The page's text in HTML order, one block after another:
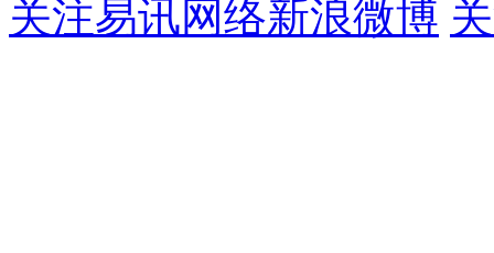
关注易讯网络新浪微博